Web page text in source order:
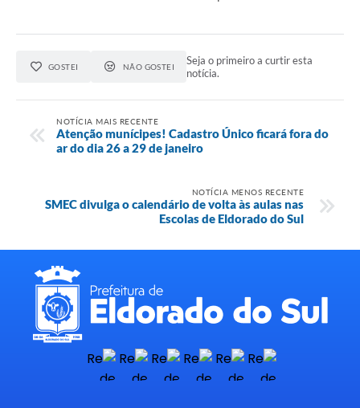
GOSTEI NÃO GOSTEI
Seja o primeiro a curtir esta
notícia.
NOTÍCIA MAIS RECENTE
Atenção munícipes! Cadastro Único ficará fora do
ar do dia 26 a 29 de janeiro
NOTÍCIA MENOS RECENTE
SMEC divulga o calendário de volta às aulas nas
Escolas de Eldorado do Sul